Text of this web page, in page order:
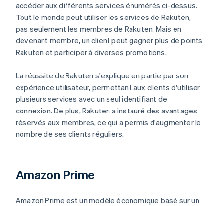
accéder aux différents services énumérés ci-dessus.
Tout le monde peut utiliser les services de Rakuten,
pas seulement les membres de Rakuten. Mais en
devenant membre, un client peut gagner plus de points
Rakuten et participer à diverses promotions.
La réussite de Rakuten s'explique en partie par son
expérience utilisateur, permettant aux clients d'utiliser
plusieurs services avec un seul identifiant de
connexion. De plus, Rakuten a instauré des avantages
réservés aux membres, ce qui a permis d'augmenter le
nombre de ses clients réguliers.
Amazon Prime
Amazon Prime est un modèle économique basé sur un